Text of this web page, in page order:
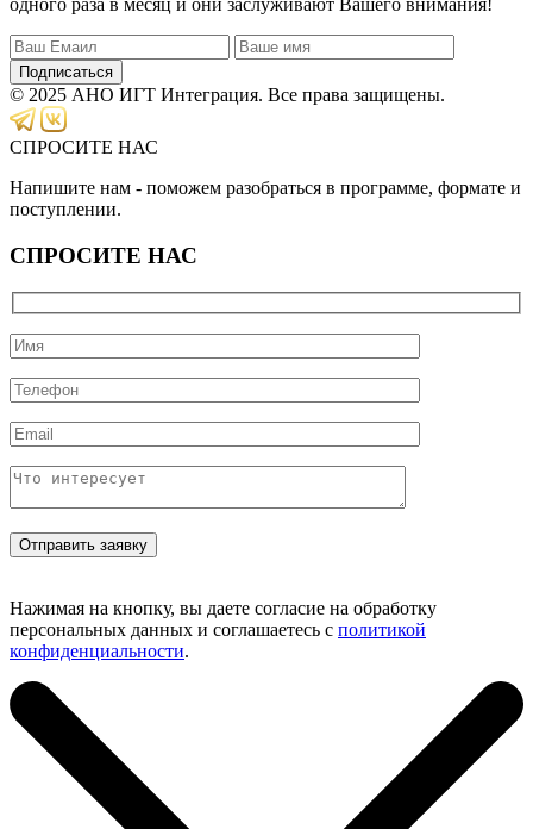
одного раза в месяц и они заслуживают Вашего внимания!
Подписаться
© 2025 АНО ИГТ Интеграция. Все права защищены.
СПРОСИТЕ НАС
Напишите нам - поможем разобраться в программе, формате и
поступлении.
СПРОСИТЕ НАС
Нажимая на кнопку, вы даете согласие на обработку
персональных данных и соглашаетесь с политикой
конфиденциальности.